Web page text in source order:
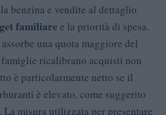
benzina e vendite al dettaglio
familiare e la priorità di spesa.
assorbe una quota maggiore del
ricalibrano acquisti non
è particolarmente netto se il
è elevato, come suggerito
misura utilizzata per presentare